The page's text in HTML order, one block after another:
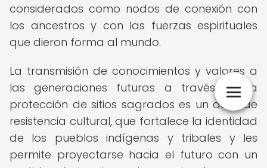
considerados como nodos de conexión con
los ancestros y con las fuerzas espirituales
que dieron forma al mundo.
La transmisión de conocimientos y valores a
las generaciones futuras a través de la
protección de sitios sagrados es un acto de
resistencia cultural, que fortalece la identidad
de los pueblos indígenas y tribales y les
permite proyectarse hacia el futuro con un